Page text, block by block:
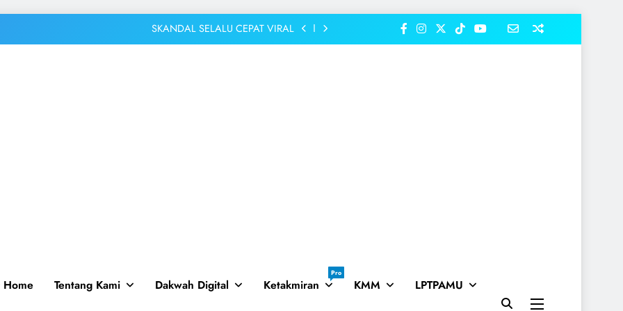
SKANDAL SELALU CEPAT VIRAL
Home Tentang Kami Dakwah Digital Ketakmiran
Pro
KMM LPTPAMU